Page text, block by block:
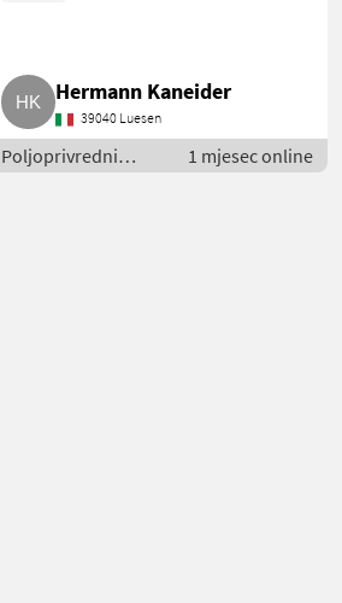
Hermann Kaneider
39040 Luesen
Poljoprivredni
motorni strojevi /
1 mjesec online